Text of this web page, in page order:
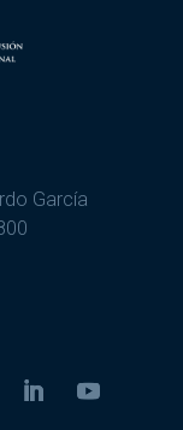
García